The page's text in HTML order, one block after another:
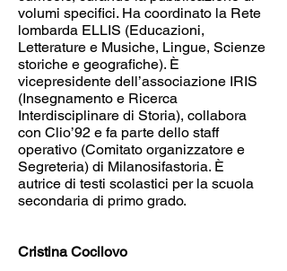
volumi specifici. Ha coordinato la Rete
lombarda ELLIS (Educazioni,
Letterature e Musiche, Lingue, Scienze
storiche e geografiche). È
vicepresidente dell’associazione IRIS
(Insegnamento e Ricerca
Interdisciplinare di Storia), collabora
con Clio’92 e fa parte dello staff
operativo (Comitato organizzatore e
Segreteria) di Milanosifastoria. È
autrice di testi scolastici per la scuola
secondaria di primo grado.
Cristina Cocilovo